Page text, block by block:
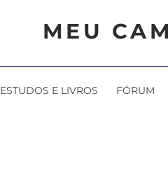
MEU
ESTUDOS E LIVROS FÓRUM